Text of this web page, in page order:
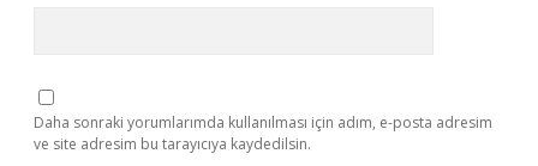
Daha sonraki yorumlarımda kullanılması için adım, e-posta adresim
ve site adresim bu tarayıcıya kaydedilsin.